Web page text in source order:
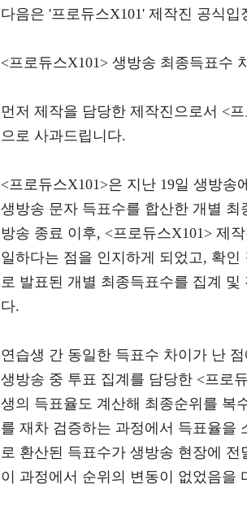
다음은 '프로듀스X101' 제작진 공식입
<프로듀스X101> 생방송 최종득표수
먼저 제작을 담당한 제작진으로서 <
으로 사과드립니다.
<프로듀스X101>은 지난 19일 생방송
생방송 문자 득표수를 합산한 개별 최
방송 종료 이후, <프로듀스X101> 제
일하다는 점을 인지하게 되었고, 확
로 발표된 개별 최종득표수를 집계
다.
연습생 간 동일한 득표수 차이가 난
생방송 중 투표 집계를 담당한 <프로
생의 득표율도 계산해 최종순위를 복
를 재차 검증하는 과정에서 득표율을
로 환산된 득표수가 생방송 현장에 전
이 과정에서 순위의 변동이 없었음을